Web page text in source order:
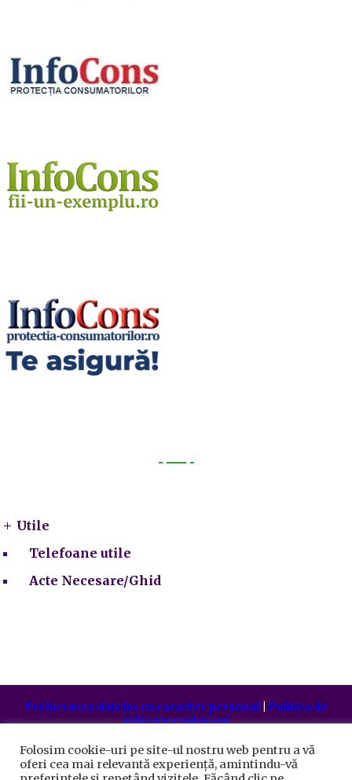
Utile
Telefoane utile
Acte Necesare/Ghid
Prelucrarea datelor cu caracter personal| Politica de
utilizare cookie-uri
rezervate.
Folosim cookie-uri pe site-ul nostru web pentru a vă
oferi cea mai relevantă experiență, amintindu-vă